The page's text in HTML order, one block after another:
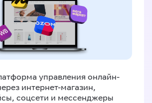
управления онлайн-
интернет-магазин,
соцсети и мессенджеры